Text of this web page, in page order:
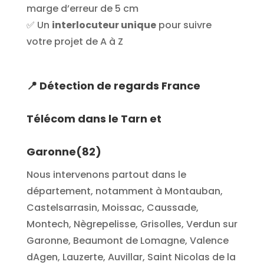
marge d’erreur de 5 cm
✅ Un interlocuteur uniquepour suivre
votre projet de A à Z
📍 Détection de regards France
Télécom dans le Tarn et
Garonne(82)
Nous intervenons partout dans le
département, notamment à Montauban,
Castelsarrasin, Moissac, Caussade,
Montech, Nègrepelisse, Grisolles, Verdun sur
Garonne, Beaumont de Lomagne, Valence
dAgen, Lauzerte, Auvillar, Saint Nicolas de la